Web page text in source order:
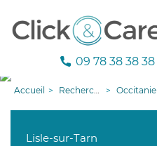
09 78 38 38 38
Accueil Recherche aide à domicile Occitanie